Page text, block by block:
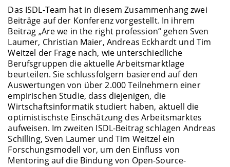
Das ISDL-Team hat in diesem Zusammenhang zwei
Beiträge auf der Konferenz vorgestellt. In ihrem
Beitrag „Are we in the right profession“ gehen Sven
Laumer, Christian Maier, Andreas Eckhardt und Tim
Weitzel der Frage nach, wie unterschiedliche
Berufsgruppen die aktuelle Arbeitsmarktlage
beurteilen. Sie schlussfolgern basierend auf den
Auswertungen von über 2.000 Teilnehmern einer
empirischen Studie, dass diejenigen, die
Wirtschaftsinformatik studiert haben, aktuell die
optimistischste Einschätzung des Arbeitsmarktes
aufweisen. Im zweiten ISDL-Beitrag schlagen Andreas
Schilling, Sven Laumer und Tim Weitzel ein
Forschungsmodell vor, um den Einfluss von
Mentoring auf die Bindung von Open-Source-